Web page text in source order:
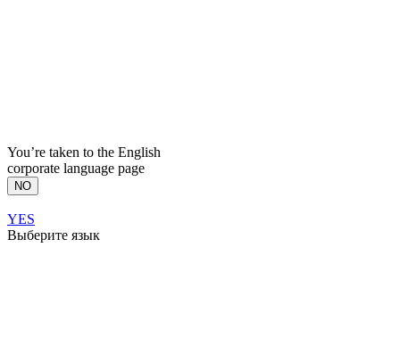
You’re taken to the English
corporate language page
NO
YES
Выберите язык